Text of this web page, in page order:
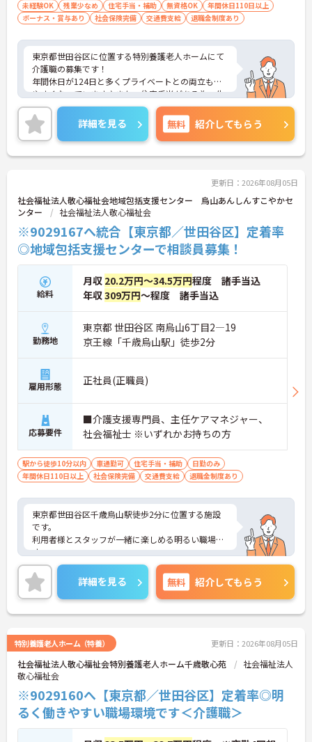
未経験OK 残業少なめ 住宅手当・補助 無資格OK
年間休日110日以上
ボーナス・賞与あり
社会保険完備 交通費支給 退職金制度あり
東京都世田谷区に位置する特別養護老人ホームにて
介護職の募集です！
年間休日が124日と多くプライベートとの両立もし
やすくなっています♪また、住宅手当がある為、生
活面の負担を軽減し、安心して長く勤務していただ
けます◎
ご興味のある方には、面接対策ポイントなど、さら
に詳細をお話しいたしますのでお気軽にご相談くだ
さい！
詳細を見る 無料 紹介してもらう
更新日：2026年08月05日
社会福祉法人敬心福祉会地域包括支援センター 烏山あんしんすこやかセ
ンター
社会福祉法人敬心福祉会
※9029167へ統合【東京都／世田谷区】定着率
◎地域包括支援センターで相談員募集！
給料
月収 20.2万円～34.5万円程度 諸手当込
年収309万円～程度 諸手当込
勤務地
東京都 世田谷区 南烏山6丁目2―19
京王線「千歳烏山駅」徒歩2分
雇用形態 正社員(正職員)
応募要件
■介護支援専門員、主任ケアマネジャー、
社会福祉士 ※いずれかお持ちの方
駅から徒歩10分以内 車通勤可 住宅手当・補助
日勤のみ
年間休日110日以上
社会保険完備 交通費支給 退職金制度あり
東京都世田谷区千歳烏山駅徒歩2分に位置する施設
です。
利用者様とスタッフが一緒に楽しめる明るい職場で
す。
賞与4.0ヶ月支給実績がございます。福利厚生・親睦
会・施設内外の研修等様々な取り組みをしており、
職員の育成に力を入れております。
定着率は非常に良く、勤続5年以上のスタッフが多
く在籍しています。
い。
詳細を見る 無料 紹介してもらう
特別養護老人ホーム（特養） 更新日：2026年08月05日
社会福祉法人敬心福祉会特別養護老人ホーム千歳敬心苑
社会福祉法人
敬心福祉会
※9029160へ【東京都／世田谷区】定着率◎明
るく働きやすい職場環境です＜介護職＞